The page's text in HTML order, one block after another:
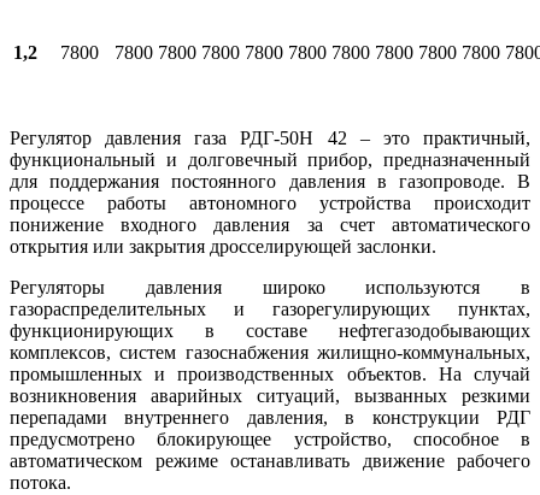
1,2 7800 7800 7800 7800 7800 7800 7800 7800 7800 7800
Регулятор давления газа РДГ-50Н 42 – это практичный,
функциональный и долговечный прибор, предназначенный
для поддержания постоянного давления в газопроводе. В
процессе работы автономного устройства происходит
понижение входного давления за счет автоматического
открытия или закрытия дросселирующей заслонки.
Регуляторы давления широко используются в
газораспределительных и газорегулирующих пунктах,
функционирующих в составе нефтегазодобывающих
комплексов, систем газоснабжения жилищно-коммунальных,
промышленных и производственных объектов. На случай
возникновения аварийных ситуаций, вызванных резкими
перепадами внутреннего давления, в конструкции РДГ
предусмотрено блокирующее устройство, способное в
автоматическом режиме останавливать движение рабочего
потока.